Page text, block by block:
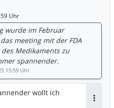
Uhr
wurde im Februar
meeting mit der FDA
Medikaments zu
spannender.
15:59 Uhr
wollt ich